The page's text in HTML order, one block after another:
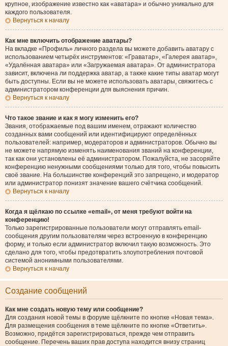
крупное, изображение известно как «аватара» и обычно уникально для
каждого пользователя.
Вернуться к началу
Как мне включить отображение аватары?
На вкладке «Профиль» личного раздела вы можете добавить аватару с
использованием четырёх инструментов: «Граватар», «Галерея аватар»,
«Удалённая аватара» или «Загружаемая аватара». От администратора
зависит, включена ли поддержка аватар, а также какие типы аватар могут
быть доступны. Если вы не можете использовать аватары, свяжитесь с
администратором конференции для выяснения причин.
Вернуться к началу
Что такое звание и как я могу изменить его?
Звания, отображаемые под вашим именем, отражают количество
созданных вами сообщений или идентифицируют определённых
пользователей: например, модераторов и администраторов. Обычно вы
не можете напрямую изменять наименования званий на конференции,
так как они установлены её администратором. Пожалуйста, не засоряйте
конференцию ненужными сообщениями только для того, чтобы повысить
своё звание. На большинстве конференций это запрещено, и модератор
или администратор понизят значение вашего счётчика сообщений.
Вернуться к началу
Когда я щёлкаю по ссылке «email», от меня требуют войти на
конференцию!
Только зарегистрированные пользователи могут отправлять email-
сообщения другим пользователям через встроенную в конференцию
форму, и только если администратор включил такую возможность. Это
сделано для того, чтобы предотвратить злоупотребления почтовой
системой анонимными пользователями.
Вернуться к началу
Создание сообщений
Как мне создать новую тему или сообщение?
Для создания новой темы в форуме щёлкните по кнопке «Новая тема».
Для размещения сообщения в теме щёлкните по кнопке «Ответить».
Возможно, придётся зарегистрироваться, прежде чем отправить
сообщение. Перечень ваших прав доступа находится внизу страниц